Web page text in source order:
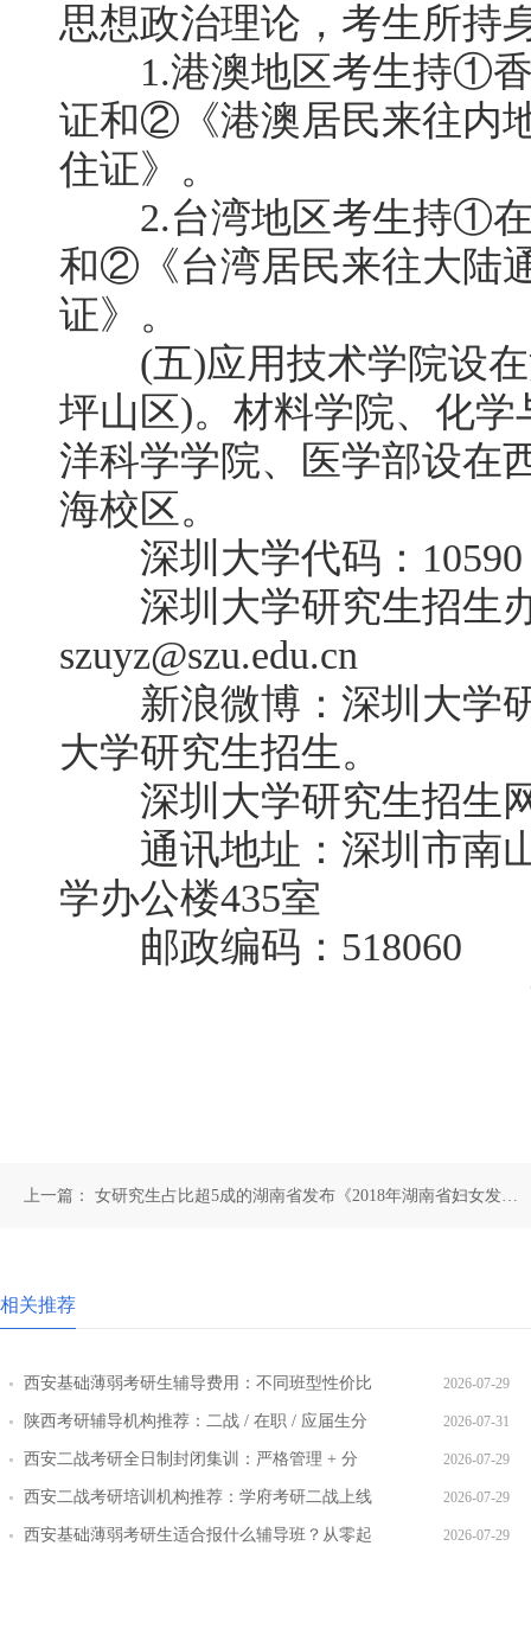
思想政治理论，考生所持
1.港澳地区考生持①香
证和②《港澳居民来往内
住证》。
2.台湾地区考生持①在
和②《台湾居民来往大陆
证》。
(五)应用技术学院设在
坪山区)。材料学院、化
洋科学学院、医学部设在
海校区。
深圳大学代码：10590
深圳大学研究生招生办
szuyz@szu.edu.cn
新浪微博：深圳大学研
大学研究生招生。
深圳大学研究生招生网
通讯地址：深圳市南山
学办公楼435室
邮政编码：518060
深
上一篇：
女研究生占比超5成的湖南省发布《2018年湖南省妇女发展
相关推荐
西安基础薄弱考研生辅导费用：不同班型性价比
对比
2026-07-29
陕西考研辅导机构推荐：二战 / 在职 / 应届生分
层教学方案
2026-07-31
西安二战考研全日制封闭集训：严格管理 + 分
层教学效果实测
2026-07-29
西安二战考研培训机构推荐：学府考研二战上线
率提升路径
2026-07-29
西安基础薄弱考研生适合报什么辅导班？从零起 2026-07-29